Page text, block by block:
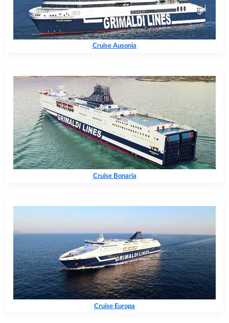
Cruise Ausonia
Cruise Bonaria
Cruise Europa